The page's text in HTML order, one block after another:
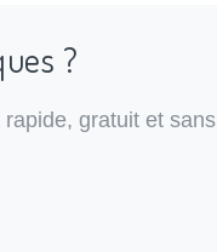
?
gratuit et sans